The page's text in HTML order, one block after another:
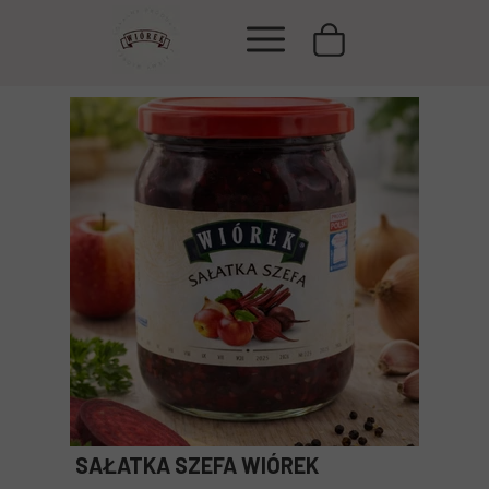
SAŁATKA SZEFA WIÓREK